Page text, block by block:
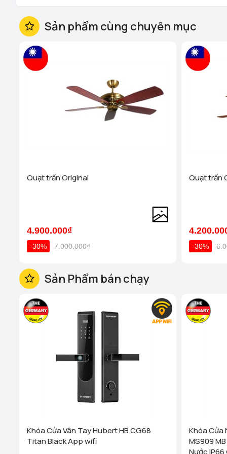
Quạt trần đèn Fanlight FL HD-305
hiện được phân
Sơn trên toàn quốc. Với đội ngũ nhân viên nhiệt tình,
sáng tạo sẽ đáp ứng mọi nhu cầu của quý khách hàng
Sản phẩm cùng chuyên mục
Quạt trần Original
4.900.000₫
-30% 7.000.000₫
Quạt trần
-30%
Sản Phẩm bán chạy
Khóa Cửa Vân Tay Hubert HB CG68
Titan Black App wifi
Khóa Cửa
MS909
Nước